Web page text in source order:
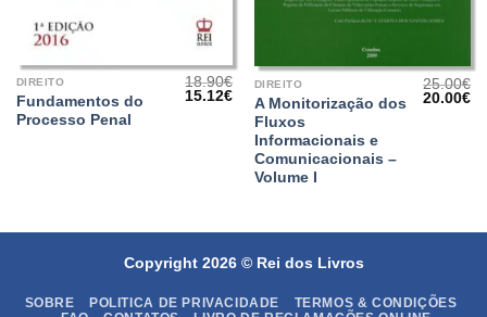
DIREITO
Fundamentos do
Processo Penal
18.90€
O
15.12€O
preço
atual
15.12€.
DIREITO
A Monitorização dos
Fluxos
Informacionais e
Comunicacionais –
Volume I
25.00€
O
20.00€O
Copyright 2026 © Rei dos Livros
SOBRE POLITICA DE PRIVACIDADE
TERMOS & CONDIÇÕES